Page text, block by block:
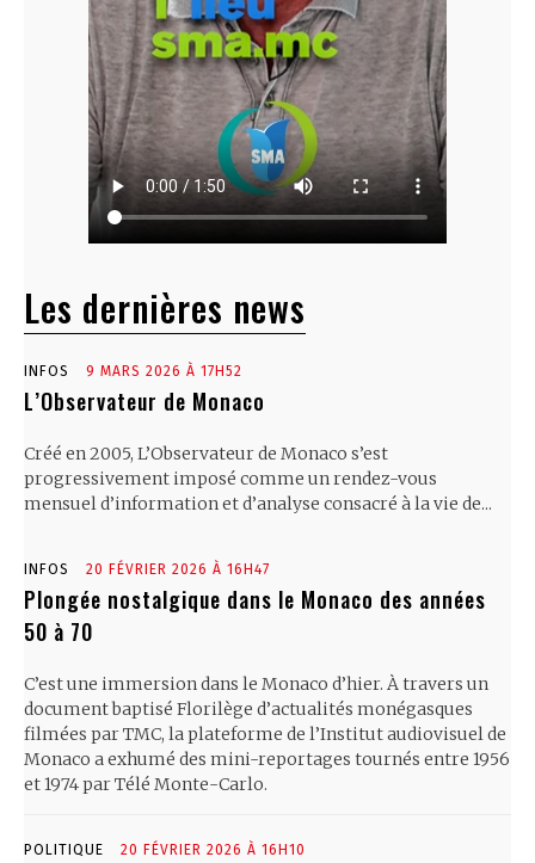
Les dernières news
INFOS 9 MARS 2026 À 17H52
L’Observateur de Monaco
Créé en 2005, L’Observateur de Monaco s’est
progressivement imposé comme un rendez-vous
mensuel d’information et d’analyse consacré à la vie de...
INFOS 20 FÉVRIER 2026 À 16H47
Plongée nostalgique dans le Monaco des années
50 à 70
C’est une immersion dans le Monaco d’hier. À travers un
document baptisé Florilège d’actualités monégasques
filmées par TMC, la plateforme de l’Institut audiovisuel de
Monaco a exhumé des mini-reportages tournés entre 1956
et 1974 par Télé Monte-Carlo.
POLITIQUE 20 FÉVRIER 2026 À 16H10